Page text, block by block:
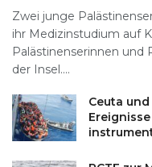
Zwei junge
ihr Medizinstudium auf
Palästinenserinnen und
der Insel....
Ceuta